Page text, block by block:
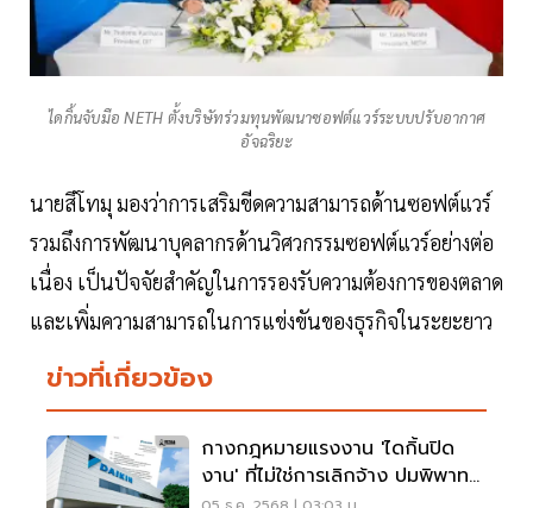
ไดกิ้นจับมือ NETH ตั้งบริษัทร่วมทุนพัฒนาซอฟต์แวร์ระบบปรับอากาศ
อัจฉริยะ
นายสึโทมุ มองว่าการเสริมขีดความสามารถด้านซอฟต์แวร์
รวมถึงการพัฒนาบุคลากรด้านวิศวกรรมซอฟต์แวร์อย่างต่อ
เนื่อง เป็นปัจจัยสำคัญในการรองรับความต้องการของตลาด
และเพิ่มความสามารถในการแข่งขันของธุรกิจในระยะยาว
ข่าวที่เกี่ยวข้อง
กางกฎหมายแรงงาน 'ไดกิ้นปิด
งาน' ที่ไม่ใช่การเลิกจ้าง ปมพิพาท